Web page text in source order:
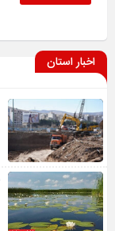
اخبار استان